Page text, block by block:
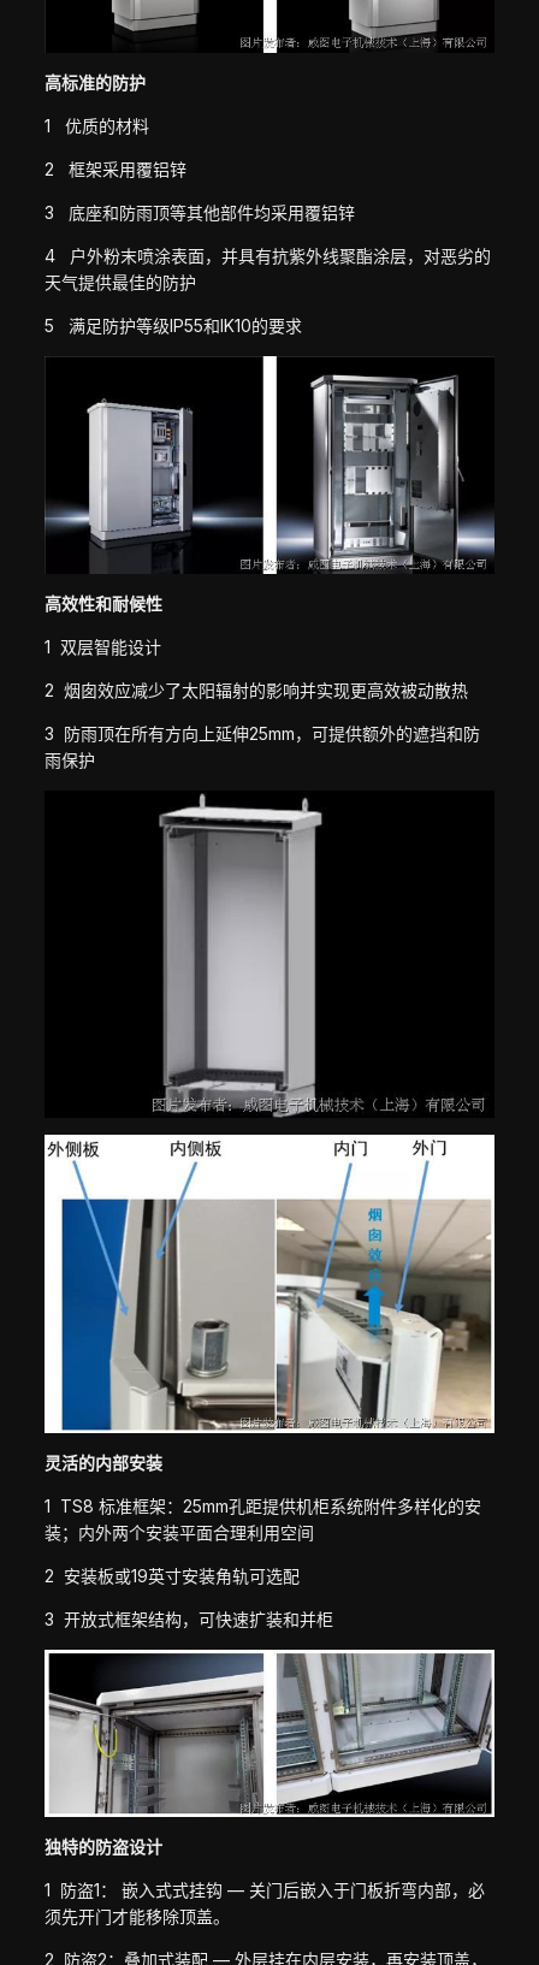
高标准的防护
1 优质的材料
2 框架采用覆铝锌
3 底座和防雨顶等其他部件均采用覆铝锌
4 户外粉末喷涂表面，并具有抗紫外线聚酯涂层，对恶劣的
天气提供最佳的防护
5 满足防护等级IP55和IK10的要求
高效性和耐候性
1 双层智能设计
2 烟囱效应减少了太阳辐射的影响并实现更高效被动散热
3 防雨顶在所有方向上延伸25mm，可提供额外的遮挡和防
雨保护
灵活的内部安装
1 TS8 标准框架：25mm孔距提供机柜系统附件多样化的安
装；内外两个安装平面合理利用空间
2 安装板或19英寸安装角轨可选配
3 开放式框架结构，可快速扩装和并柜
独特的防盗设计
1 防盗1： 嵌入式式挂钩 — 关门后嵌入于门板折弯内部，必
须先开门才能移除顶盖。
2 防盗2：叠加式装配 — 外层挂在内层安装，再安装顶盖，